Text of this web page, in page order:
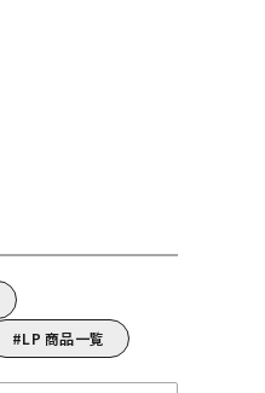
LP 商品一覧